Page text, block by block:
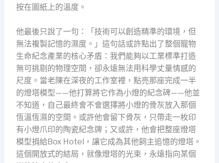
按在圖紙上的溫度。
他最後只說了一句：「技術可以創造精準的環境，但
無法複製記憶的濕度。」這句話或許點出了整個寵物
生命紀念產業的核心矛盾：我們能夠以工業標準打造
無可挑剔的物理空間，卻永遠無法用科學丈量情感的
尺度。當老陳在深夜的工作室裡，點亮那座完成一半
的燈塔模型——他打算將它作為小燈的紀念碑——他並
不知道，自己最終會不會選擇將小燈的骨灰放入那個
恆溫恆濕的空間。或許他會留下骨灰，只帶走一枚印
有小燈爪印的陶瓷紀念牌；又或許，他會把整座燈塔
模型捐給Box Hotel，讓它成為其他飼主追憶的燈塔。
這個開放式的結局，就像燈塔的光束，永遠指向某個